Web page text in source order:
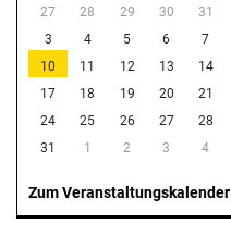
27
28 29 30 31
3
4 5 6 7
10
11 12 13 14
17
18 19 20 21
24
25 26 27 28
31
1 2 3 4
Zum Veranstaltungskalender